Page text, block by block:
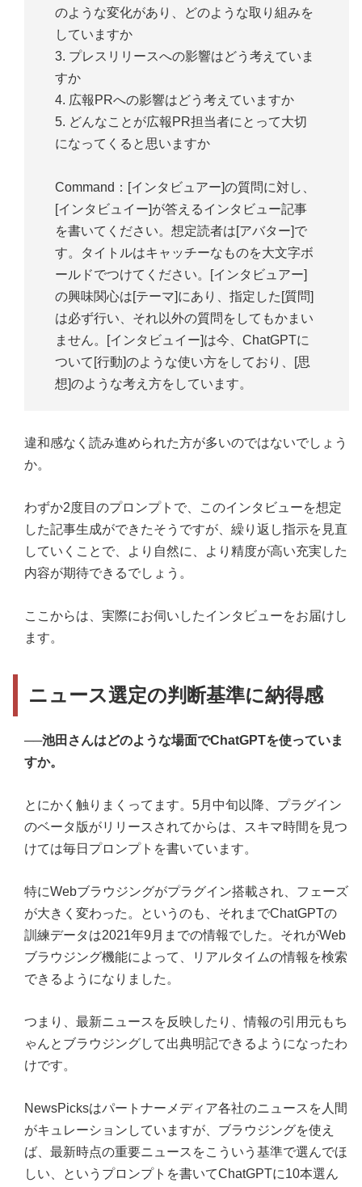
のような変化があり、どのような取り組みを
していますか
3. プレスリリースへの影響はどう考えていま
すか
4. 広報PRへの影響はどう考えていますか
5. どんなことが広報PR担当者にとって大切
になってくると思いますか
Command：[インタビュアー]の質問に対し、
[インタビュイー]が答えるインタビュー記事
を書いてください。想定読者は[アバター]で
す。タイトルはキャッチーなものを大文字ボ
ールドでつけてください。[インタビュアー]
の興味関心は[テーマ]にあり、指定した[質問]
は必ず行い、それ以外の質問をしてもかまい
ません。[インタビュイー]は今、ChatGPTに
ついて[行動]のような使い方をしており、[思
想]のような考え方をしています。
違和感なく読み進められた方が多いのではないでしょう
か。
わずか2度目のプロンプトで、このインタビューを想定
した記事生成ができたそうですが、繰り返し指示を見直
していくことで、より自然に、より精度が高い充実した
内容が期待できるでしょう。
ここからは、実際にお伺いしたインタビューをお届けし
ます。
ニュース選定の判断基準に納得感
──池田さんはどのような場面でChatGPTを使っていま
すか。
とにかく触りまくってます。5月中旬以降、プラグイン
のベータ版がリリースされてからは、スキマ時間を見つ
けては毎日プロンプトを書いています。
特にWebブラウジングがプラグイン搭載され、フェーズ
が大きく変わった。というのも、それまでChatGPTの
訓練データは2021年9月までの情報でした。それがWeb
ブラウジング機能によって、リアルタイムの情報を検索
できるようになりました。
つまり、最新ニュースを反映したり、情報の引用元もち
ゃんとブラウジングして出典明記できるようになったわ
けです。
NewsPicksはパートナーメディア各社のニュースを人間
がキュレーションしていますが、ブラウジングを使え
ば、最新時点の重要ニュースをこういう基準で選んでほ
しい、というプロンプトを書いてChatGPTに10本選ん